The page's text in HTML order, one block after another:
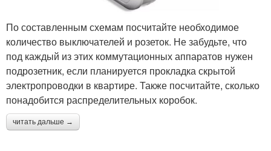
По составленным схемам посчитайте необходимое
количество выключателей и розеток. Не забудьте, что
под каждый из этих коммутационных аппаратов нужен
подрозетник, если планируется прокладка скрытой
электропроводки в квартире. Также посчитайте, сколько
понадобится распределительных коробок.
читать дальше →